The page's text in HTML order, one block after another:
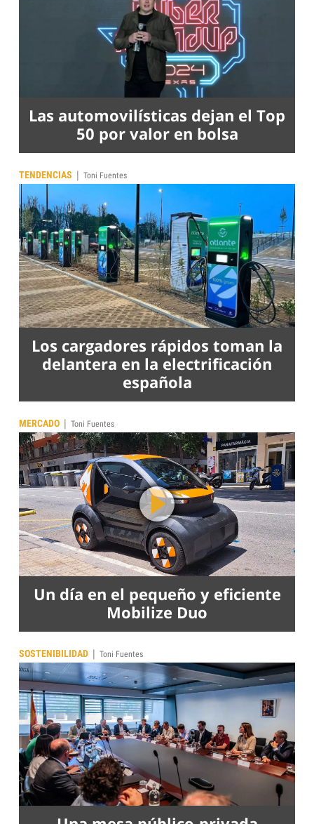
Las automovilísticas dejan el Top
50 por valor en bolsa
TENDENCIAS | Toni Fuentes
Los cargadores rápidos toman la
delantera en la electrificación
española
MERCADO | Toni Fuentes
Un día en el pequeño y eficiente
Mobilize Duo
SOSTENIBILIDAD | Toni Fuentes